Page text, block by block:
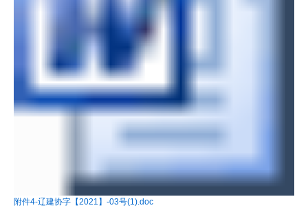
附件4-辽建协字【2021】-03号(1).doc